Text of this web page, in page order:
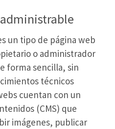
un tipo de página web
o administrador
forma sencilla, sin
técnicos
cuentan con un
(CMS) que
imágenes, publicar